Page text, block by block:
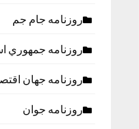
روزنامه جام جم
روزنامه جمهوري
روزنامه جهان
روزنامه جوان